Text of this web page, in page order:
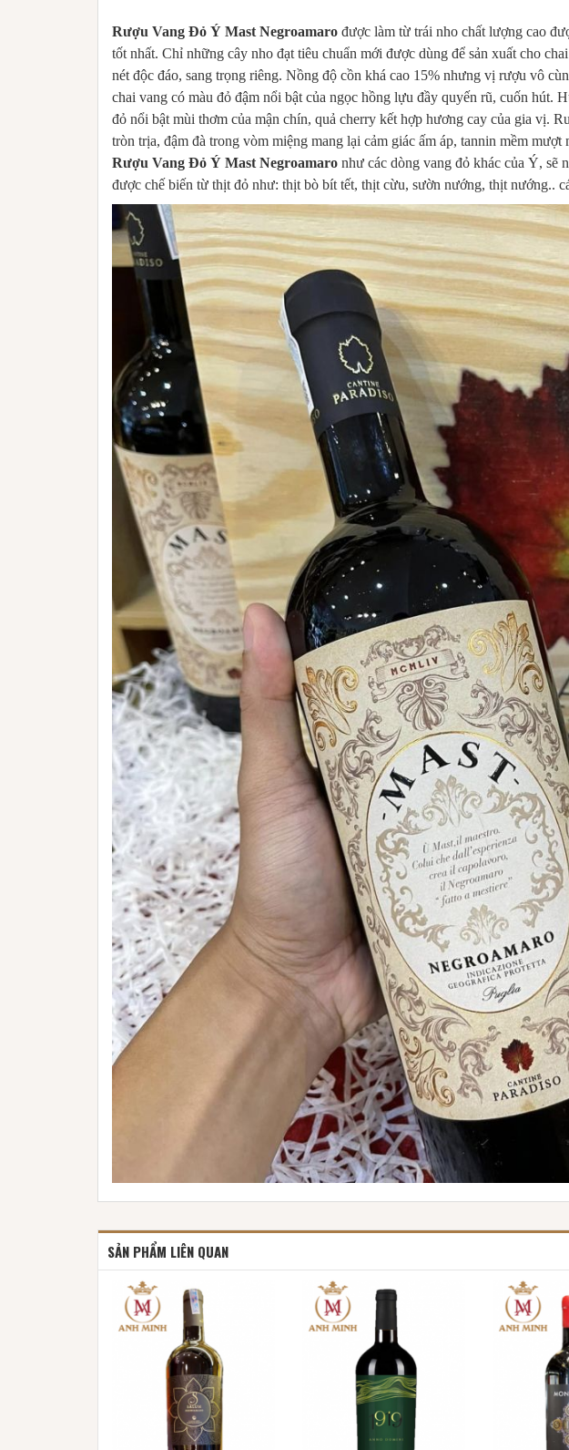
Rượu Vang Đỏ Ý Mast Negroamaro được làm từ trái nho chất lượng cao
tốt nhất. Chỉ những cây nho đạt tiêu chuẩn mới được dùng để sản xuất cho
nét độc đáo, sang trọng riêng. Nồng độ cồn khá cao 15% nhưng vị rượu vô
chai vang có màu đỏ đậm nổi bật của ngọc hồng lựu đầy quyến rũ, cuốn hút.
đỏ nổi bật mùi thơm của mận chín, quả cherry kết hợp hương cay của gia vị.
tròn trịa, đậm đà trong vòm miệng mang lại cảm giác ấm áp, tannin mềm
Rượu Vang Đỏ Ý Mast Negroamaro như các dòng vang đỏ khác của Ý, sẽ
được chế biến từ thịt đỏ như: thịt bò bít tết, thịt cừu, sườn nướng, thịt nướng..
SẢN PHẨM LIÊN QUAN